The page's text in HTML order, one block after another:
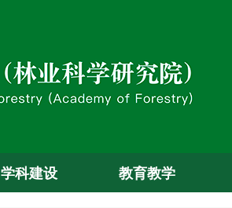
学科建设 教育教学